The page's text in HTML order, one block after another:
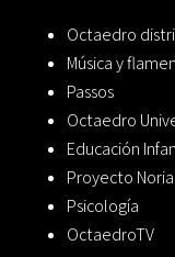
Octaedro
Música y
Passos
Octaedro
Educación
Proyecto Noria
Psicología
OctaedroTV